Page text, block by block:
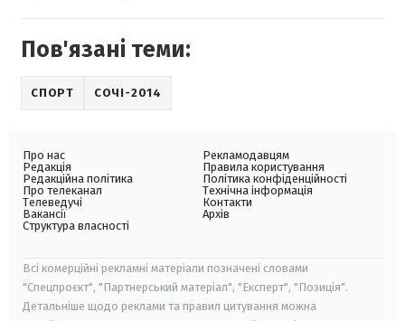
Пов'язані теми:
СПОРТ СОЧІ-2014
Про нас
Редакція
Редакційна політика
Про телеканал
Телеведучі
Вакансії
Структура власності
Рекламодавцям
Правила користування
Політика конфіденційності
Технічна інформація
Контакти
Архів
Всі комерційні рекламні матеріали позначені словами
"Спецпроєкт", "Партнерський матеріал", "Експерт", "Позиція".
Детальніше щодо реклами та правил цитування можна